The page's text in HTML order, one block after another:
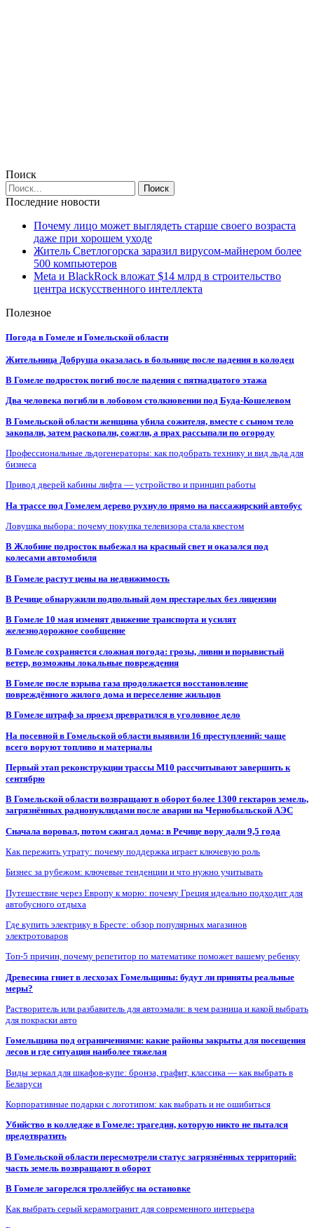
Поиск
Последние новости
Почему лицо может выглядеть старше своего возраста
даже при хорошем уходе
Житель Светлогорска заразил вирусом-майнером более
500 компьютеров
Meta и BlackRock вложат $14 млрд в строительство
центра искусственного интеллекта
Полезное
Погода в Гомеле и Гомельской области
Жительница Добруша оказалась в больнице после падения в колодец
В Гомеле подросток погиб после падения с пятнадцатого этажа
Два человека погибли в лобовом столкновении под Буда-Кошелевом
В Гомельской области женщина убила сожителя, вместе с сыном тело
закопали, затем раскопали, сожгли, а прах рассыпали по огороду
Профессиональные льдогенераторы: как подобрать технику и вид льда для
бизнеса
Привод дверей кабины лифта — устройство и принцип работы
На трассе под Гомелем дерево рухнуло прямо на пассажирский автобус
Ловушка выбора: почему покупка телевизора стала квестом
В Жлобине подросток выбежал на красный свет и оказался под
колесами автомобиля
В Гомеле растут цены на недвижимость
В Речице обнаружили подпольный дом престарелых без лицензии
В Гомеле 10 мая изменят движение транспорта и усилят
железнодорожное сообщение
В Гомеле сохраняется сложная погода: грозы, ливни и порывистый
ветер, возможны локальные повреждения
В Гомеле после взрыва газа продолжается восстановление
повреждённого жилого дома и переселение жильцов
В Гомеле штраф за проезд превратился в уголовное дело
На посевной в Гомельской области выявили 16 преступлений: чаще
всего воруют топливо и материалы
Первый этап реконструкции трассы М10 рассчитывают завершить к
сентябрю
В Гомельской области возвращают в оборот более 1300 гектаров земель,
загрязнённых радионуклидами после аварии на Чернобыльской АЭС
Сначала воровал, потом сжигал дома: в Речице вору дали 9,5 года
Как пережить утрату: почему поддержка играет ключевую роль
Бизнес за рубежом: ключевые тенденции и что нужно учитывать
Путешествие через Европу к морю: почему Греция идеально подходит для
автобусного отдыха
Где купить электрику в Бресте: обзор популярных магазинов
электротоваров
Топ-5 причин, почему репетитор по математике поможет вашему ребенку
Древесина гниет в лесхозах Гомельщины: будут ли приняты реальные
меры?
Растворитель или разбавитель для автоэмали: в чем разница и какой выбрать
для покраски авто
Гомельщина под ограничениями: какие районы закрыты для посещения
лесов и где ситуация наиболее тяжелая
Виды зеркал для шкафов-купе: бронза, графит, классика — как выбрать в
Беларуси
Корпоративные подарки с логотипом: как выбрать и не ошибиться
Убийство в колледже в Гомеле: трагедия, которую никто не пытался
предотвратить
В Гомельской области пересмотрели статус загрязнённых территорий:
часть земель возвращают в оборот
В Гомеле загорелся троллейбус на остановке
Как выбрать серый керамогранит для современного интерьера